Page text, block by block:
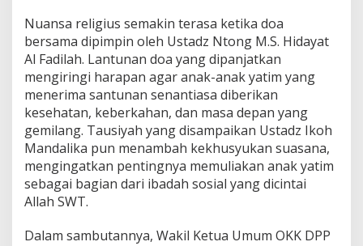
Nuansa religius semakin terasa ketika doa
bersama dipimpin oleh Ustadz Ntong M.S. Hidayat
Al Fadilah. Lantunan doa yang dipanjatkan
mengiringi harapan agar anak-anak yatim yang
menerima santunan senantiasa diberikan
kesehatan, keberkahan, dan masa depan yang
gemilang. Tausiyah yang disampaikan Ustadz Ikoh
Mandalika pun menambah kekhusyukan suasana,
mengingatkan pentingnya memuliakan anak yatim
sebagai bagian dari ibadah sosial yang dicintai
Allah SWT.
Dalam sambutannya, Wakil Ketua Umum OKK DPP